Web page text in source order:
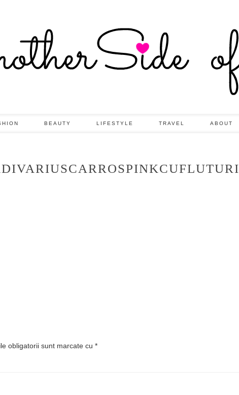
BEAUTY LIFESTYLE TRAVEL ABOUT
obligatorii sunt marcate cu *